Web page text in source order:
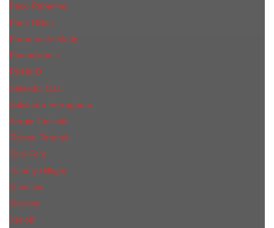
Paco Rabanne
Paris Hilton
Parfums de Marly
Penhaligon​'s
RicHarD
Salvador Dali
Salvatore Ferragamo
Sergio Tacchini
Tiziana Terenzi
Tom Ford
Tommy Hilfiger
Valentino
Versace
Xerjoff